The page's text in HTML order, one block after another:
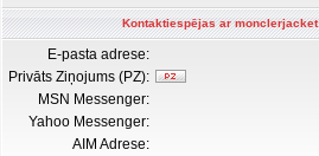
Kontaktiespējas ar monclerjacket
E-pasta adrese:
Privāts Ziņojums (PZ):
MSN Messenger:
Yahoo Messenger:
AIM Adrese: